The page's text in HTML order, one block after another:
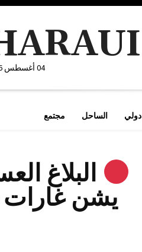
04 أغسطس 2026
دولي الساحل مجتمع
يشن غارات